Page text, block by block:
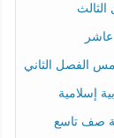
الفصل الثاني
إسلامية
صف تاسع